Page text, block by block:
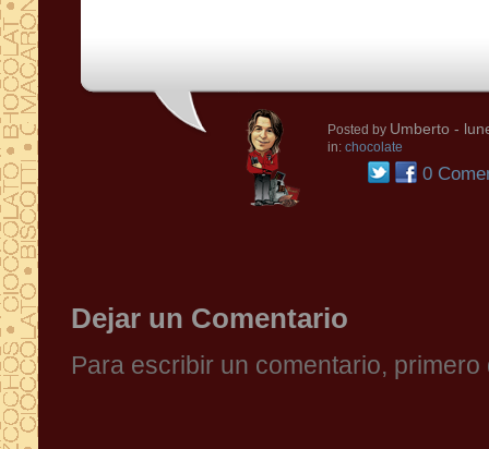
Posted by Umberto -
in: chocolate
0
Dejar un Comentario
Para escribir un comentario,